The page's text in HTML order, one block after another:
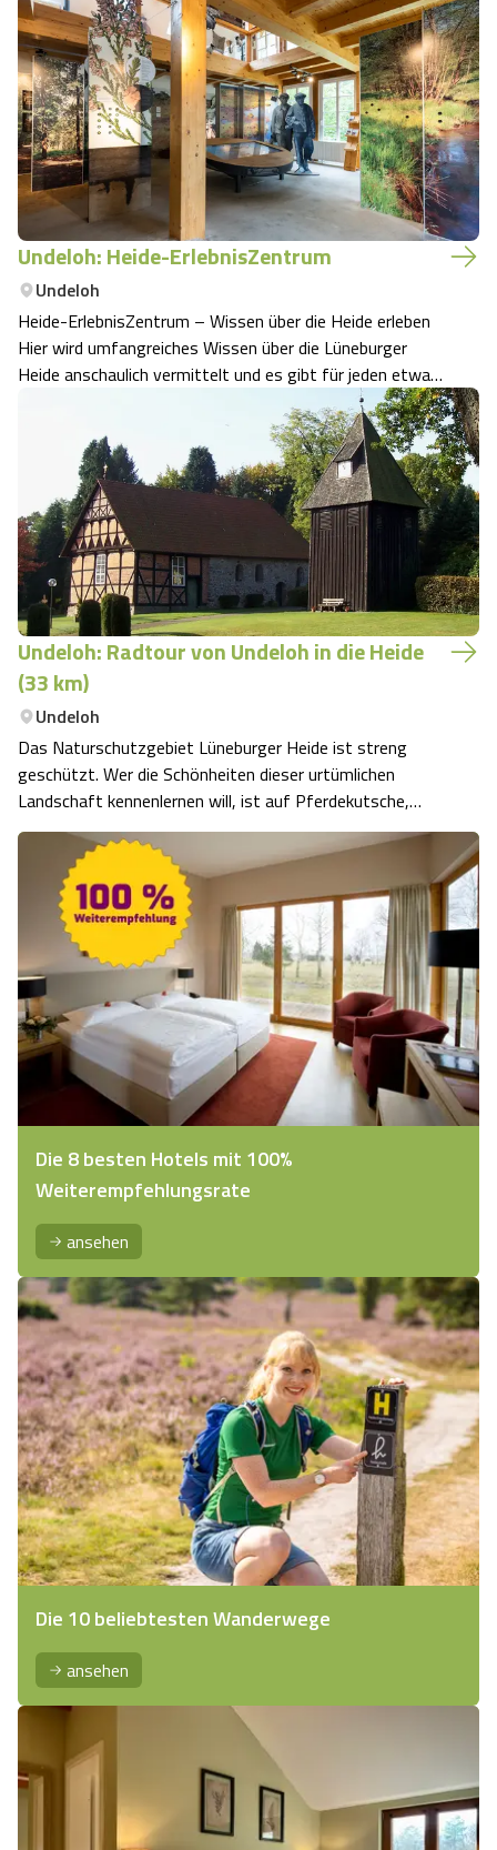
Undeloh: Heide-ErlebnisZentrum
Undeloh
Heide-ErlebnisZentrum – Wissen über die Heide erleben
Hier wird umfangreiches Wissen über die Lüneburger
Heide anschaulich vermittelt und es gibt für jeden etwas
Undeloh: Radtour von Undeloh in die Heide
(33 km)
Undeloh
Das Naturschutzgebiet Lüneburger Heide ist streng
geschützt. Wer die Schönheiten dieser urtümlichen
Landschaft kennenlernen will, ist auf Pferdekutsche,
Fahrrad oder Schusters Rappen angewiesen.
Die 8 besten Hotels mit 100%
Weiterempfehlungsrate
ansehen
Die 10 beliebtesten Wanderwege
ansehen